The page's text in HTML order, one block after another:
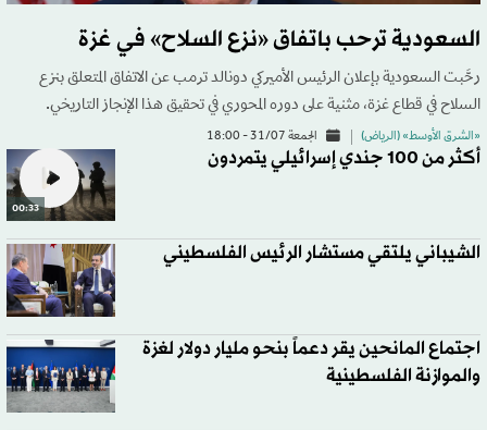
السعودية ترحب باتفاق «نزع السلاح» في غزة
رحَّبت السعودية بإعلان الرئيس الأميركي دونالد ترمب عن الاتفاق المتعلق بنزع
السلاح في قطاع غزة، مثنية على دوره المحوري في تحقيق هذا الإنجاز التاريخي.
«الشرق الأوسط» (الرياض) الجمعة 31/07 - 18:00
00:33
أكثر من 100 جندي إسرائيلي يتمردون
الشيباني يلتقي مستشار الرئيس الفلسطيني
اجتماع المانحين يقر دعماً بنحو مليار دولار لغزة
والموازنة الفلسطينية